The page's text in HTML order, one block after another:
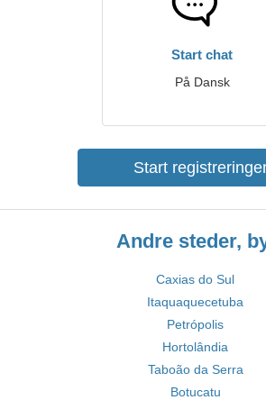
Start chat
På Dansk
Start
Andre steder,
Caxias do Sul
Itaquaquecetuba
Petrópolis
Hortolândia
Taboão da Serra
Botucatu